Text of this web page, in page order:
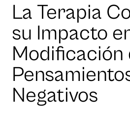
La Terapia
su Impacto
Modificación
Negativos